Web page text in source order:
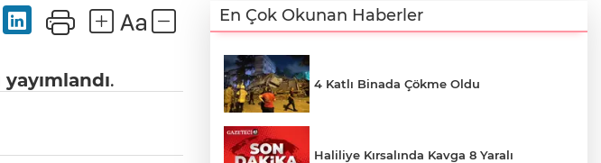
yayımlandı.
En Çok Okunan Haberler
4 Katlı Binada Çökme Oldu
Haliliye Kırsalında Kavga 8 Yaralı